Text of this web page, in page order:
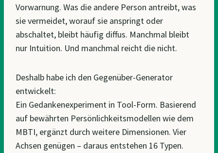
Vorwarnung. Was die andere Person antreibt, was
sie vermeidet, worauf sie anspringt oder
abschaltet, bleibt häufig diffus. Manchmal bleibt
nur Intuition. Und manchmal reicht die nicht.
Deshalb habe ich den Gegenüber-Generator
entwickelt:
Ein Gedankenexperiment in Tool-Form. Basierend
auf bewährten Persönlichkeitsmodellen wie dem
MBTI, ergänzt durch weitere Dimensionen. Vier
Achsen genügen – daraus entstehen 16 Typen.